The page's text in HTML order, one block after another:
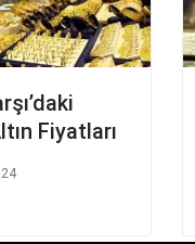
Fiyatları